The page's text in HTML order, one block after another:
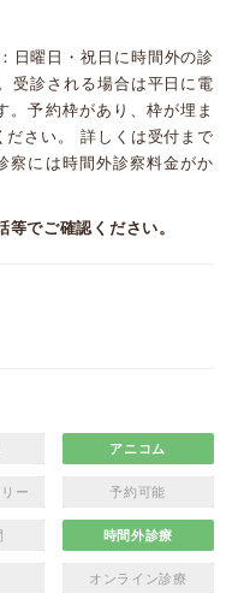
日曜日・祝日に時間外の診
受診される場合は平日に電
。予約枠があり、枠が埋ま
ださい。 詳しくは受付まで
察には時間外診察料金がか
でご確認ください。
アニコム
ー 予約可能
時間外診療
オンライン診療